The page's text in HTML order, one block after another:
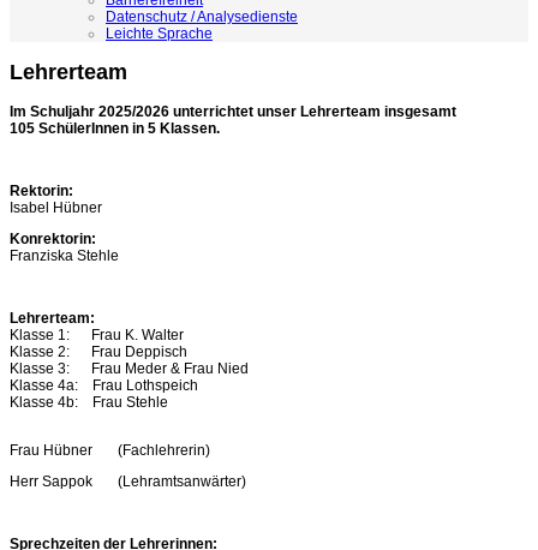
Datenschutz / Analysedienste
Leichte Sprache
Lehrerteam
Im Schuljahr 2025/2026 unterrichtet unser Lehrerteam insgesamt
105 SchülerInnen in 5 Klassen.
Rektorin:
Isabel Hübner
Konrektorin:
Franziska Stehle
Lehrerteam:
Klasse 1: Frau K. Walter
Klasse 2: Frau Deppisch
Klasse 3: Frau Meder & Frau Nied
Klasse 4a: Frau Lothspeich
Klasse 4b: Frau Stehle
Frau Hübner (Fachlehrerin)
Herr Sappok (Lehramtsanwärter)
Sprechzeiten der Lehrerinnen: